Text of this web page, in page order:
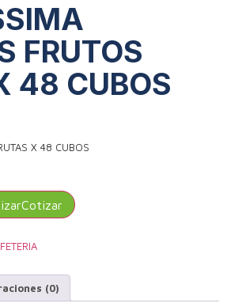
FRUTOS
48 CUBOS
X 48 CUBOS
(0)